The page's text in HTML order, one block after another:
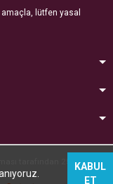
lütfen yasal
tarafından 256bit SSL
KABUL
ET